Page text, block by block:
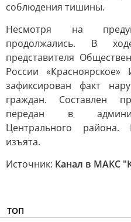
соблюдения тишины.
Несмотря на
продолжались. В
представителя
России
зафиксирован факт
граждан. Составлен
передан в
Центрального района.
изъята.
Источник: Канал в МАКС
ТОП